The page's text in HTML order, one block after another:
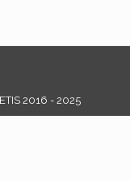
2016 - 2025